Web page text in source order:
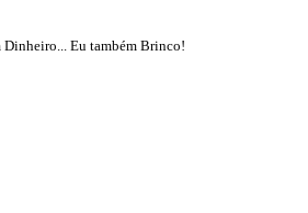
Dinheiro... Eu também Brinco!